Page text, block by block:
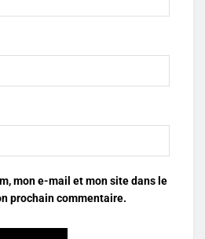
mon e-mail et mon site dans le
prochain commentaire.